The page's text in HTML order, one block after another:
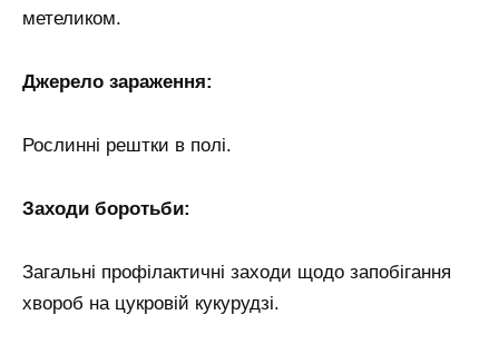
метеликом.
Джерело зараження:
Рослинні рештки в полі.
Заходи боротьби:
Загальні профілактичні заходи щодо запобігання
хвороб на цукровій кукурудзі.